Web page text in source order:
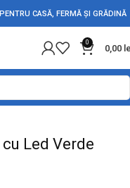
CASĂ, FERMĂ ȘI GRĂDINĂ
0
0,00
Led Verde